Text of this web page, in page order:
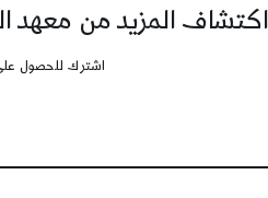
اكتشاف المزيد من معهد
اشترك للحصول